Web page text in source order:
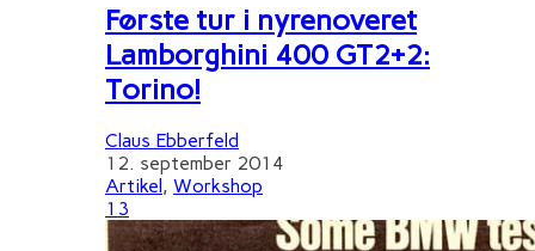
Første tur i nyrenoveret
Lamborghini 400 GT2+2:
Torino!
Claus Ebberfeld
12. september 2014
Artikel , Workshop
13